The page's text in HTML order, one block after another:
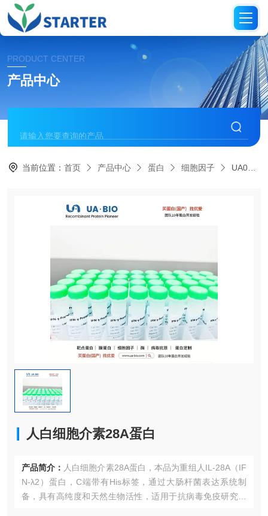
PRODUCT CENTER
产品中心
当前位置：首页 产品中心 蛋白 细胞因子 UA040337人白细胞介素28A蛋白
人白细胞介素28A蛋白
产品简介： 人白细胞介素28A蛋白，本品为重组人IL-28A（IF
N-λ2）蛋白，C端带有His标签，通过大肠杆菌表达系统制
备，具有高纯度和天然生物活性，适用于抗病毒免疫研究和